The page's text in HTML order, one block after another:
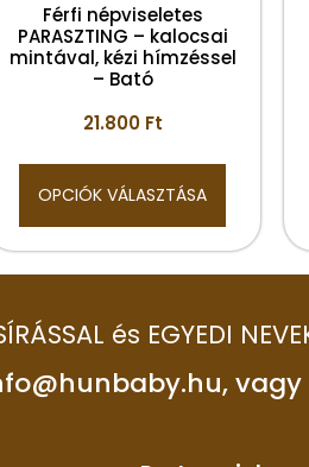
Férfi népviseletes
PARASZTING – kalocsai
mintával, kézi hímzéssel
– Bató
21.800 Ft
OPCIÓK VÁLASZTÁSA
és EGYEDI